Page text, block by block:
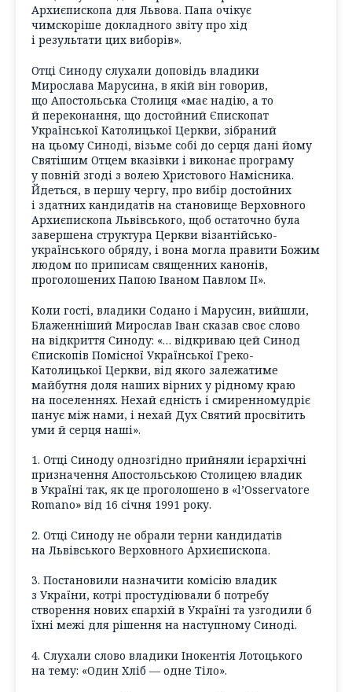
Архиєпископа для Львова. Папа очікує
чимскоріше докладного звіту про хід
і результати цих виборів».
Отці Синоду слухали доповідь владики
Мирослава Марусина, в якій він говорив,
що Апостольська Столиця «має надію, а то
й переконання, що достойний Єпископат
Української Католицької Церкви, зібраний
на цьому Синоді, візьме собі до серця дані йому
Святішим Отцем вказівки і виконає програму
у повній згоді з волею Христового Намісника.
Йдеться, в першу чергу, про вибір достойних
і здатних кандидатів на становище Верховного
Архиєпископа Львівського, щоб остаточно була
завершена структура Церкви візантійсько-
українського обряду, і вона могла правити Божим
людом по приписам священних канонів,
проголошених Папою Іваном Павлом II».
Коли гості, владики Содано і Марусин, вийшли,
Блаженніший Мирослав Іван сказав своє слово
на відкриття Синоду: «… відкриваю цей Синод
Єпископів Помісної Української Греко-
Католицької Церкви, від якого залежатиме
майбутня доля наших вірних у рідному краю
на поселеннях. Нехай єдність і смиренномудріє
панує між нами, і нехай Дух Святий просвітить
уми й серця наші».
1. Отці Синоду однозгідно прийняли ієрархічні
призначення Апостольською Столицею владик
в Україні так, як це проголошено в «l’Osservatore
Romano» від 16 січня 1991 року.
2. Отці Синоду не обрали терни кандидатів
на Львівського Верховного Архиєпископа.
3. Постановили назначити комісію владик
з України, котрі простудіювали б потребу
створення нових єпархій в Україні та узгодили б
їхні межі для рішення на наступному Синоді.
4. Слухали слово владики Інокентія Лотоцького
на тему: «Один Хліб — одне Тіло».